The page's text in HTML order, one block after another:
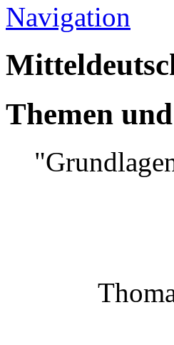
Navigation
Themen
Thomas